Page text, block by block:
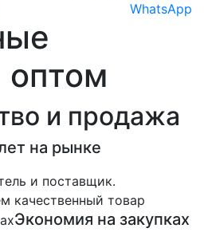
WhatsApp
и продажа
на рынке
и поставщик.
качественный товар
Экономия на закупках